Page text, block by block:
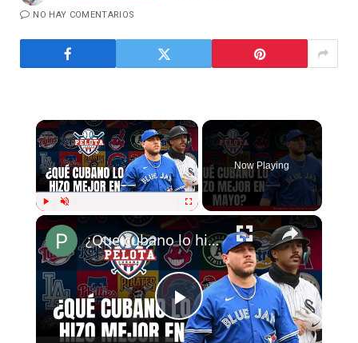
NO HAY COMENTARIOS
Now Playing
Play
¿Que cubano lo hizo mejor en mayo?